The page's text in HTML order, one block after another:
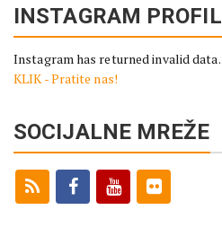
INSTAGRAM PROFIL
Instagram has returned invalid data.
KLIK - Pratite nas!
SOCIJALNE MREŽE